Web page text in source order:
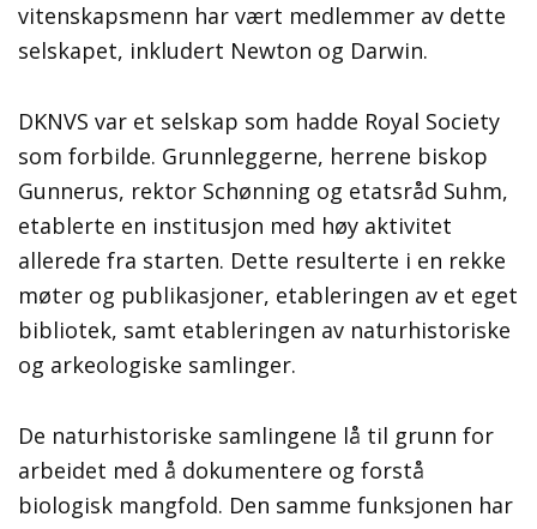
vitenskapsmenn har vært medlemmer av dette
selskapet, inkludert Newton og Darwin.
DKNVS var et selskap som hadde Royal Society
som forbilde. Grunnleggerne, herrene biskop
Gunnerus, rektor Schønning og etatsråd Suhm,
etablerte en institusjon med høy aktivitet
allerede fra starten. Dette resulterte i en rekke
møter og publikasjoner, etableringen av et eget
bibliotek, samt etableringen av naturhistoriske
og arkeologiske samlinger.
De naturhistoriske samlingene lå til grunn for
arbeidet med å dokumentere og forstå
biologisk mangfold. Den samme funksjonen har